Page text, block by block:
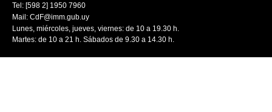
Tel: [598 2] 1950 7960
Mail: CdF@imm.gub.uy
Lunes, miércoles, jueves, viernes: de 10 a 19.30 h.
Martes: de 10 a 21 h. Sábados de 9.30 a 14.30 h.